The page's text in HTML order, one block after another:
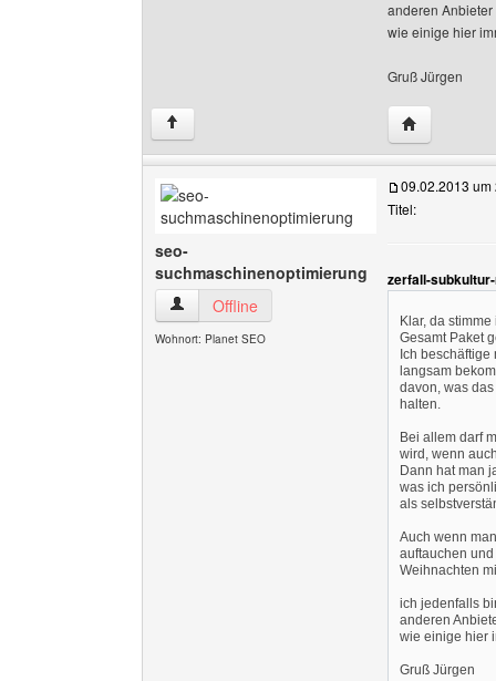
anderen
wie einige hier
Gruß Jürgen
↑ Website
seo-
suchmaschinenoptimierung
seo-suchmaschinenoptimierung Benutzer-
Offline
Wohnort: Planet SEO
09.02.2013 um
Titel:
zerfall-
Klar, da
Gesamt Paket
Ich
langsam
davon, was
halten.
Bei allem darf
wird, wenn
Dann hat man
was ich
als
Auch wenn
auftauchen
Weihnachten
ich jedenfalls
anderen
wie einige hier
Gruß Jürgen